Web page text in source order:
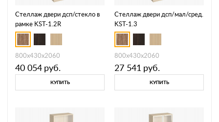
Стеллаж двери дсп/стекло в
рамке KST-1.2R
800х430х2060
40 054 руб.
КУПИТЬ
Стеллаж двери дсп/мал/сред.
KST-1.3
800х430х2060
27 541 руб.
КУПИТЬ